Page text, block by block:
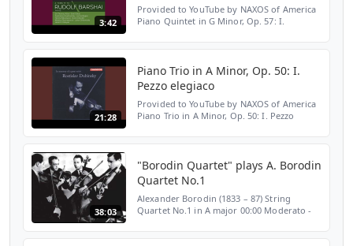
3:42
Provided to YouTube by NAXOS of America
Piano Quintet in G Minor, Op. 57: I.
21:28
Piano Trio in A Minor, Op. 50: I.
Pezzo elegiaco
Provided to YouTube by NAXOS of America
Piano Trio in A Minor, Op. 50: I. Pezzo
38:03
"Borodin Quartet" plays A. Borodin
Quartet No.1
Alexander Borodin (1833 – 87) String
Quartet No.1 in A major 00:00 Moderato -